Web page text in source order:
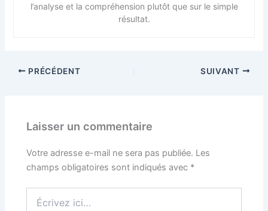
l’analyse et la compréhension plutôt que sur le simple
résultat.
PRÉCÉDENT SUIVANT
Laisser un commentaire
Votre adresse e-mail ne sera pas publiée. Les
champs obligatoires sont indiqués avec *
ici…